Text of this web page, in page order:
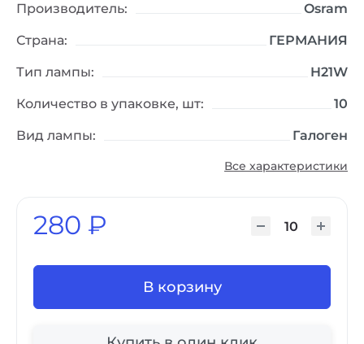
Производитель: Osram
Страна: ГЕРМАНИЯ
Тип лампы: H21W
Количество в упаковке, шт: 10
Вид лампы: Галоген
Все характеристики
280 ₽
В корзину